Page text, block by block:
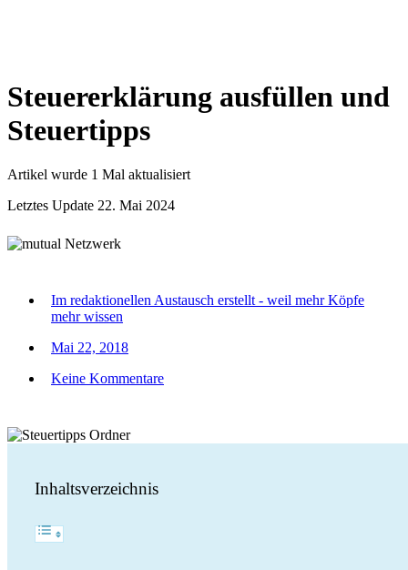
Steuererklärung ausfüllen und
Steuertipps
Artikel wurde 1 Mal aktualisiert
Letztes Update 22. Mai 2024
Im redaktionellen Austausch erstellt - weil mehr Köpfe
mehr wissen
Mai 22, 2018
Keine Kommentare
Inhaltsverzeichnis